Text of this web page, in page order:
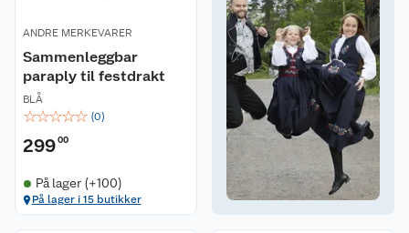
ANDRE MERKEVARER
Sammenleggbar
paraply til festdrakt
BLÅ
☆☆☆☆☆ (0)
29900
På lager (+100)
På lager i 15 butikker